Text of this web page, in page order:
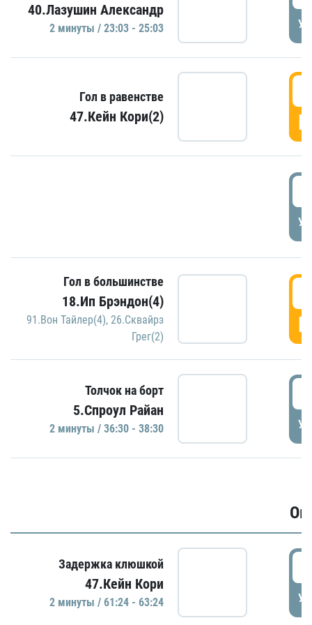
40.Лазушин Александр
2 минуты / 23:03 - 25:03
Гол в равенстве
47.Кейн Кори(2)
Гол в большинстве
18.Ип Брэндон(4)
91.Вон Тайлер(4), 26.Сквайрз
Грег(2)
Толчок на борт
5.Спроул Райан
2 минуты / 36:30 - 38:30
Задержка клюшкой
47.Кейн Кори
2 минуты / 61:24 - 63:24